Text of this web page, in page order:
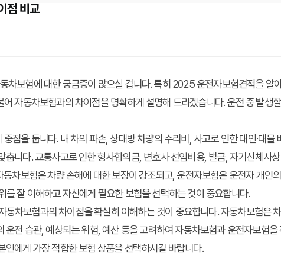
점 비교
보험에 대한 궁금증이 많으실 겁니다. 특히 2025 운전자보험견적을 알
자동차보험과의 차이점을 명확하게 설명해 드리겠습니다. 운전 중 발생
점을 둡니다. 내 차의 파손, 상대방 차량의 수리비, 사고로 인한 대인·대
니다. 교통사고로 인한 형사합의금, 변호사 선임비용, 벌금, 자기신체사
차보험은 차량 손해에 대한 보장이 강조되고, 운전자보험은 운전자 개인
잘 이해하고 자신에게 필요한 보험을 선택하는 것이 중요합니다.
차보험과의 차이점을 확실히 이해하는 것이 중요합니다. 자동차보험은
전 습관, 예상되는 위험, 예산 등을 고려하여 자동차보험과 운전자보험
에게 가장 적합한 보험 상품을 선택하시길 바랍니다.